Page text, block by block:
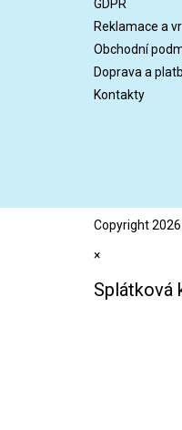
GDPR
Reklamace a
Obchodní
Doprava a
Kontakty
Copyright 2026
×
Splátková